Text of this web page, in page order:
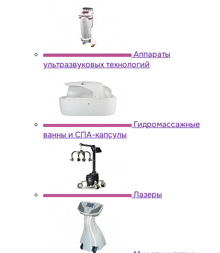
Аппараты
ультразвуковых технологий
Гидромассажные
ванны и СПА-капсулы
Лазеры